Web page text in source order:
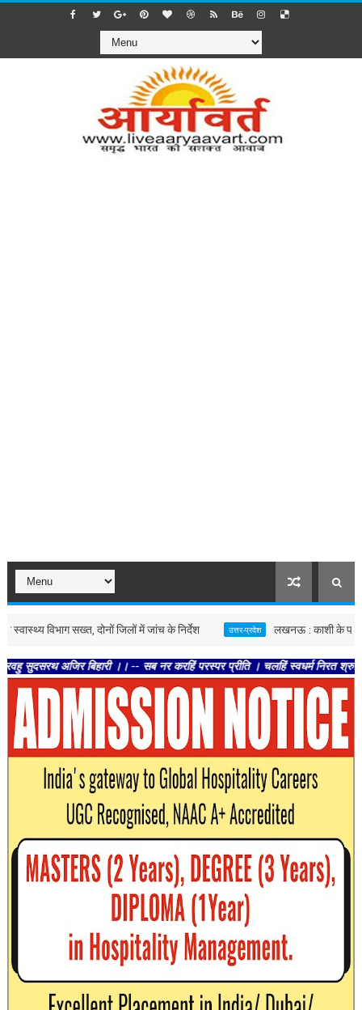
विभाग सख्त, दोनों जिलों में जांच के निर्देश उत्तर-प्रदेश लखनऊ : काशी के पत्रकारों के
बिहारी ।। -- सब नर करहिं परस्पर प्रीति । चलहिं स्वधर्म निरत